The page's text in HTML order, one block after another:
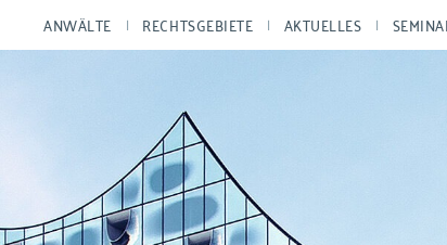
ANWÄLTE RECHTSGEBIETE AKTUELLES